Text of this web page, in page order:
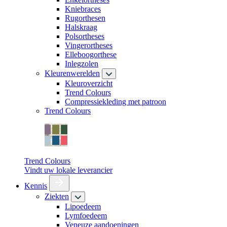
Kniebraces
Rugorthesen
Halskraag
Polsortheses
Vingerortheses
Elleboogorthese
Inlegzolen
Kleurenwerelden
Kleuroverzicht
Trend Colours
Compressiekleding met patroon
Trend Colours
Trend Colours
Vindt uw lokale leverancier
Kennis
Ziekten
Lipoedeem
Lymfoedeem
Veneuze aandoeningen